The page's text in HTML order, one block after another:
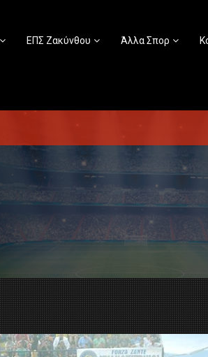
ΕΠΣ Ζακύνθου Άλλα Σπορ